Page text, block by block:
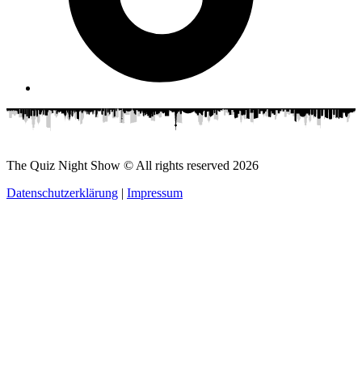
The Quiz Night Show © All rights reserved 2026
Datenschutzerklärung | Impressum